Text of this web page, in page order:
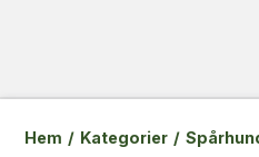
Hem / Kategorier /